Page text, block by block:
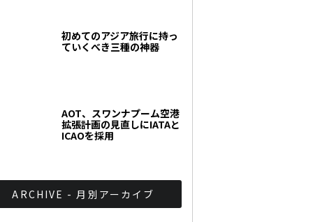
初めてのアジア旅行に持っ
ていくべき三種の神器
AOT、スワンナプーム空港
拡張計画の見直しにIATAと
ICAOを採用
ARCHIVE - 月別アーカイブ